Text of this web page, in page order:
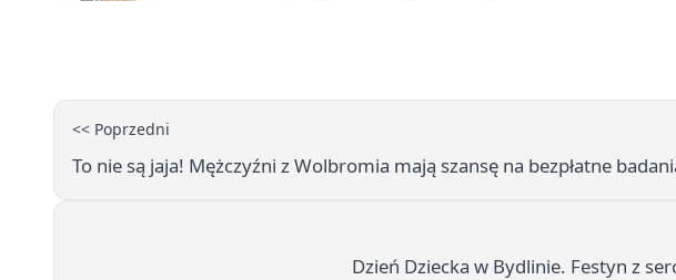
<< Poprzedni
To nie są jaja! Mężczyźni z Wolbromia mają szansę na bezpłatne
Dzień Dziecka w Bydlinie. Festyn z